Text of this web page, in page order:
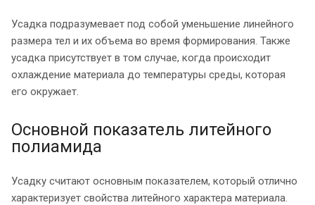
Усадка подразумевает под собой уменьшение линейного
размера тел и их объема во время формирования. Также
усадка присутствует в том случае, когда происходит
охлаждение материала до температуры среды, которая
его окружает.
Основной показатель литейного
полиамида
Усадку считают основным показателем, который отлично
характеризует свойства литейного характера материала.